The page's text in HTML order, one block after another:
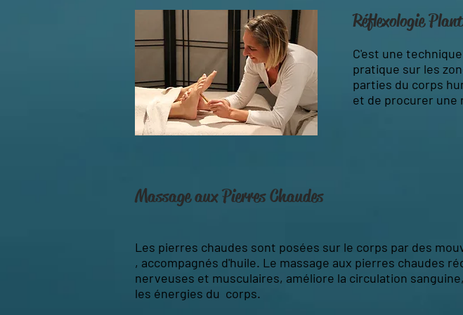
Réflexologie
C'est une
pratique sur les
parties du corps
et de procurer une
Massage aux Pierres Chaudes
Les pierres chaudes sont posées sur le corps par des
, accompagnés d'huile. Le massage aux pierres chaudes
nerveuses et musculaires, améliore la circulation
les énergies du corps.